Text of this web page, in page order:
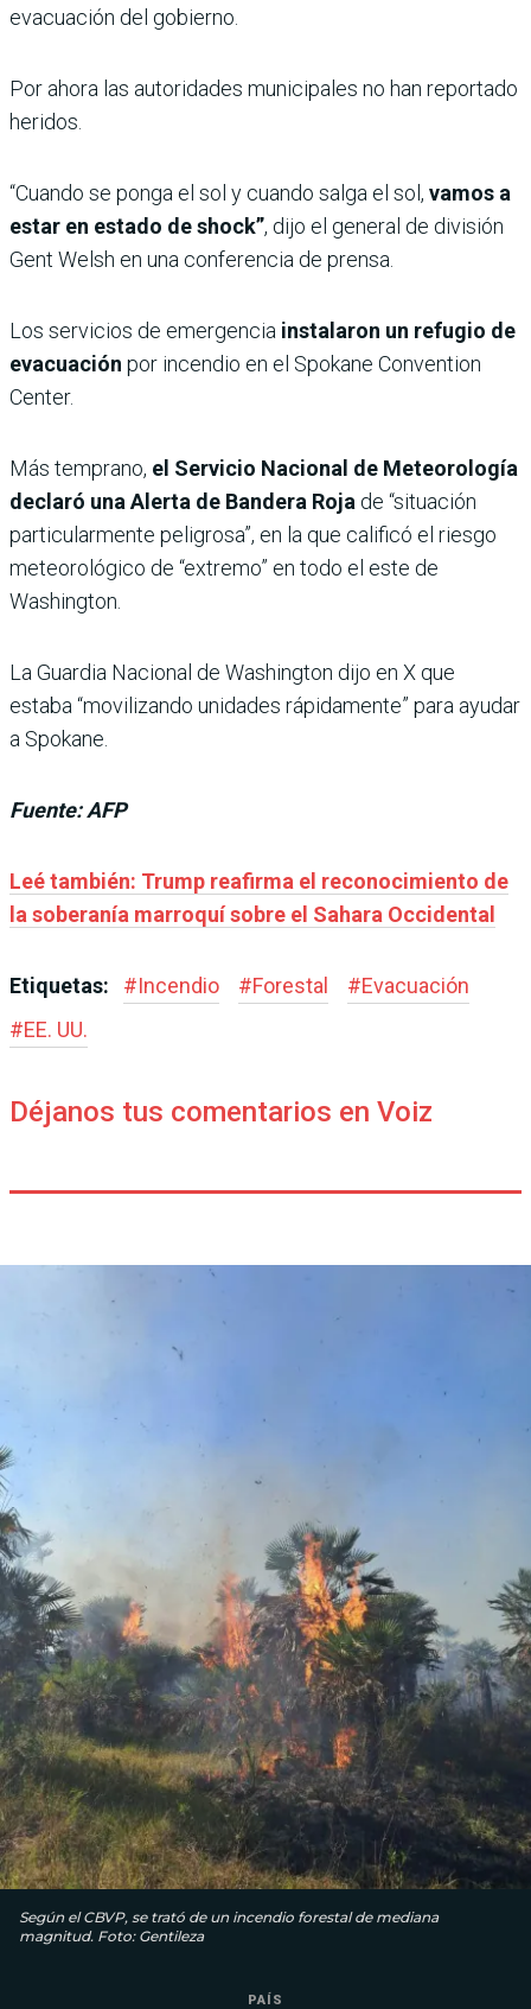
evacuación del gobierno.
Por ahora las autoridades municipales no han reportado
heridos.
“Cuando se ponga el sol y cuando salga el sol, vamos a
estar en estado de shock”, dijo el general de división
Gent Welsh en una conferencia de prensa.
Los servicios de emergencia instalaron un refugio de
evacuación por incendio en el Spokane Convention
Center.
Más temprano, el Servicio Nacional de Meteorología
declaró una Alerta de Bandera Roja de “situación
particularmente peligrosa”, en la que calificó el riesgo
meteorológico de “extremo” en todo el este de
Washington.
La Guardia Nacional de Washington dijo en X que
estaba “movilizando unidades rápidamente” para ayudar
a Spokane.
Fuente: AFP
Leé también: Trump reafirma el reconocimiento de
la soberanía marroquí sobre el Sahara Occidental
Etiquetas: #Incendio #Forestal #Evacuación
#EE. UU.
Déjanos tus comentarios en Voiz
Según el CBVP, se trató de un incendio forestal de mediana
magnitud. Foto: Gentileza
PAÍS